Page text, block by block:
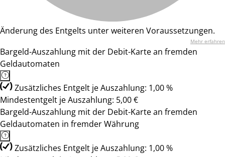
Änderung des Entgelts unter weiteren Voraussetzungen.
Mehr erfahren
Bargeld-Auszahlung mit der Debit-Karte an fremden
Geldautomaten
Zusätzliches Entgelt je Auszahlung: 1,00 %
Mindestentgelt je Auszahlung: 5,00 €
Bargeld-Auszahlung mit der Debit-Karte an fremden
Geldautomaten in fremder Währung
Zusätzliches Entgelt je Auszahlung: 1,00 %